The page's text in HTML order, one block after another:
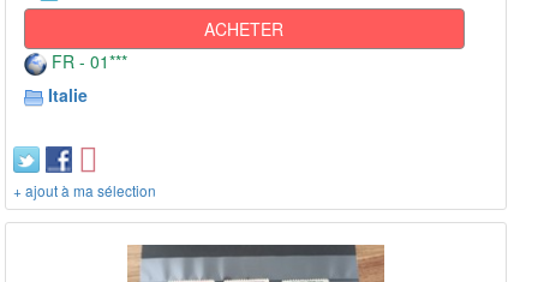
ACHETER
FR - 01***
Italie
+ ajout à ma sélection